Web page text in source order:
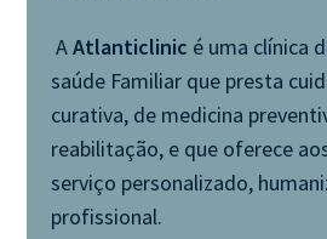
AAtlanticlinic é uma clínica
saúde Familiar que presta
curativa, de medicina
reabilitação, e que oferece
serviço personalizado,
profissional.